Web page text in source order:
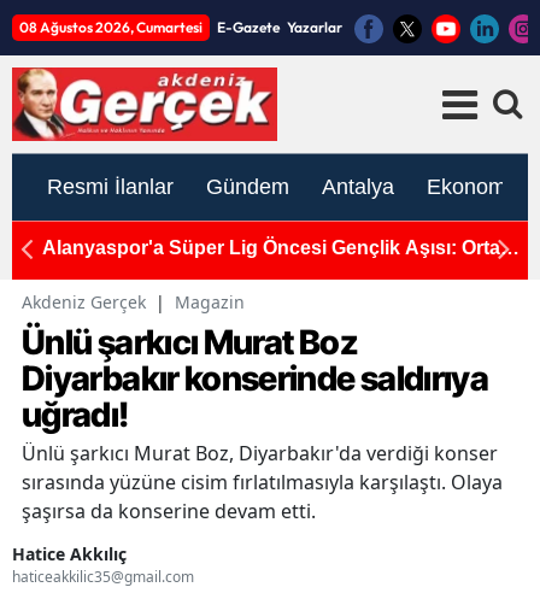
08 Ağustos 2026, Cumartesi E-Gazete Yazarlar
Resmi İlanlar Gündem Antalya Ekonomi
Alanyaspor'a Süper Lig Öncesi Gençlik Aşısı: Orta
Akdeniz Gerçek | Magazin
Ünlü şarkıcı Murat Boz
Diyarbakır konserinde saldırıya
uğradı!
Ünlü şarkıcı Murat Boz, Diyarbakır'da verdiği konser
sırasında yüzüne cisim fırlatılmasıyla karşılaştı. Olaya
şaşırsa da konserine devam etti.
Hatice Akkılıç
haticeakkilic35@gmail.com